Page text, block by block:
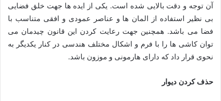
آن توجه و دقت بالایی شده است. یکی از ایده ها جهت خلق فضایی
بی نظیر استفاده از المان‌ ها و عناصر عمودی و افقی متناسب با
فضا می باشد. همچنین جهت رعایت کردن این قانون چیدمان می
توان کاشی ها را با فرم و اشکال مختلف هندسی در کنار یکدیگر به
نحوی قرار داد که دارای هارمونی و موزون باشد.
حذف کردن دیوار